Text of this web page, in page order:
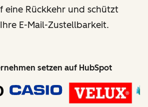
eine Rückkehr und schützt
E-Mail-Zustellbarkeit.
setzen auf HubSpot